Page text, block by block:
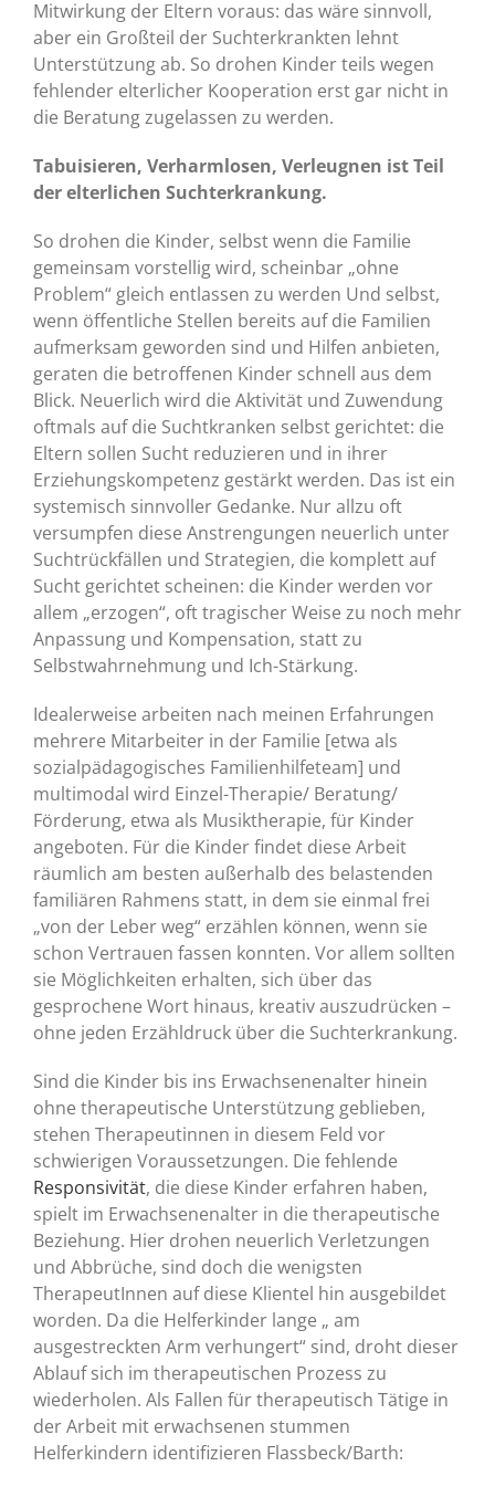
Mitwirkung der Eltern voraus: das wäre sinnvoll,
aber ein Großteil der Suchterkrankten lehnt
Unterstützung ab. So drohen Kinder teils wegen
fehlender elterlicher Kooperation erst gar nicht in
die Beratung zugelassen zu werden.
Tabuisieren, Verharmlosen, Verleugnen ist Teil
der elterlichen Suchterkrankung.
So drohen die Kinder, selbst wenn die Familie
gemeinsam vorstellig wird, scheinbar „ohne
Problem“ gleich entlassen zu werden Und selbst,
wenn öffentliche Stellen bereits auf die Familien
aufmerksam geworden sind und Hilfen anbieten,
geraten die betroffenen Kinder schnell aus dem
Blick. Neuerlich wird die Aktivität und Zuwendung
oftmals auf die Suchtkranken selbst gerichtet: die
Eltern sollen Sucht reduzieren und in ihrer
Erziehungskompetenz gestärkt werden. Das ist ein
systemisch sinnvoller Gedanke. Nur allzu oft
versumpfen diese Anstrengungen neuerlich unter
Suchtrückfällen und Strategien, die komplett auf
Sucht gerichtet scheinen: die Kinder werden vor
allem „erzogen“, oft tragischer Weise zu noch mehr
Anpassung und Kompensation, statt zu
Selbstwahrnehmung und Ich-Stärkung.
Idealerweise arbeiten nach meinen Erfahrungen
mehrere Mitarbeiter in der Familie [etwa als
sozialpädagogisches Familienhilfeteam] und
multimodal wird Einzel-Therapie/ Beratung/
Förderung, etwa als Musiktherapie, für Kinder
angeboten. Für die Kinder findet diese Arbeit
räumlich am besten außerhalb des belastenden
familiären Rahmens statt, in dem sie einmal frei
„von der Leber weg“ erzählen können, wenn sie
schon Vertrauen fassen konnten. Vor allem sollten
sie Möglichkeiten erhalten, sich über das
gesprochene Wort hinaus, kreativ auszudrücken –
ohne jeden Erzähldruck über die Suchterkrankung.
Sind die Kinder bis ins Erwachsenenalter hinein
ohne therapeutische Unterstützung geblieben,
stehen Therapeutinnen in diesem Feld vor
schwierigen Voraussetzungen. Die fehlende
Responsivität, die diese Kinder erfahren haben,
spielt im Erwachsenenalter in die therapeutische
Beziehung. Hier drohen neuerlich Verletzungen
und Abbrüche, sind doch die wenigsten
TherapeutInnen auf diese Klientel hin ausgebildet
worden. Da die Helferkinder lange „ am
ausgestreckten Arm verhungert“ sind, droht dieser
Ablauf sich im therapeutischen Prozess zu
wiederholen. Als Fallen für therapeutisch Tätige in
der Arbeit mit erwachsenen stummen
Helferkindern identifizieren Flassbeck/Barth: